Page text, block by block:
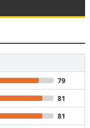
79
81
81